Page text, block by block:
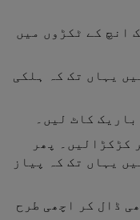
انچ کے ٹکڑوں میں
یہاں تک کہ ہلکی
کاٹ لیں۔
کڑکڑالیں۔ پھر
یہاں تک کہ پیاز
ڈال کر اچھی طرح